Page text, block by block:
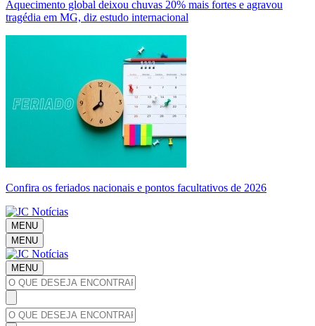
Aquecimento global deixou chuvas 20% mais fortes e agravou
tragédia em MG, diz estudo internacional
Confira os feriados nacionais e pontos facultativos de 2026
MENU
MENU
MENU